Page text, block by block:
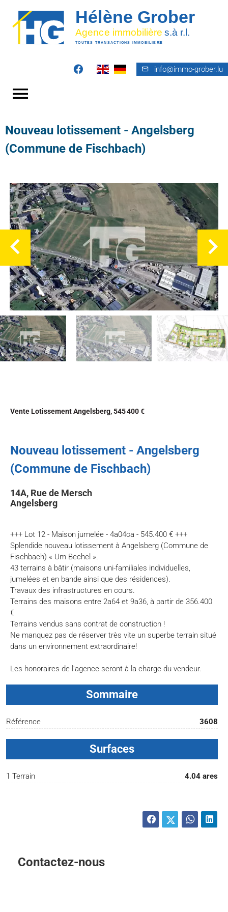
info@immo-grober.lu
Nouveau lotissement - Angelsberg
(Commune de Fischbach)
Vente Lotissement Angelsberg, 545 400 €
Nouveau lotissement - Angelsberg
(Commune de Fischbach)
14A, Rue de Mersch
Angelsberg
+++ Lot 12 - Maison jumelée - 4a04ca - 545.400 € +++
Splendide nouveau lotissement à Angelsberg (Commune de
Fischbach) « Um Bechel ».
43 terrains à bâtir (maisons uni-familiales individuelles,
jumelées et en bande ainsi que des résidences).
Travaux des infrastructures en cours.
Terrains des maisons entre 2a64 et 9a36, à partir de 356.400
€
Terrains vendus sans contrat de construction !
Ne manquez pas de réserver très vite un superbe terrain situé
dans un environnement extraordinaire!
Les honoraires de l'agence seront à la charge du vendeur.
Sommaire
Référence 3608
Surfaces
1 Terrain 4.04 ares
Contactez-nous